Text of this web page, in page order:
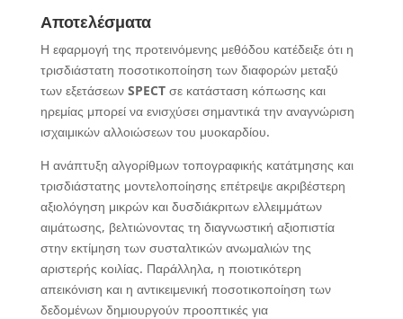
Αποτελέσματα
Η εφαρμογή της προτεινόμενης μεθόδου κατέδειξε ότι η
τρισδιάστατη ποσοτικοποίηση των διαφορών μεταξύ
των εξετάσεων SPECTσε κατάσταση κόπωσης και
ηρεμίας μπορεί να ενισχύσει σημαντικά την αναγνώριση
ισχαιμικών αλλοιώσεων του μυοκαρδίου.
Η ανάπτυξη αλγορίθμων τοπογραφικής κατάτμησης και
τρισδιάστατης μοντελοποίησης επέτρεψε ακριβέστερη
αξιολόγηση μικρών και δυσδιάκριτων ελλειμμάτων
αιμάτωσης, βελτιώνοντας τη διαγνωστική αξιοπιστία
στην εκτίμηση των συσταλτικών ανωμαλιών της
αριστερής κοιλίας. Παράλληλα, η ποιοτικότερη
απεικόνιση και η αντικειμενική ποσοτικοποίηση των
δεδομένων δημιουργούν προοπτικές για